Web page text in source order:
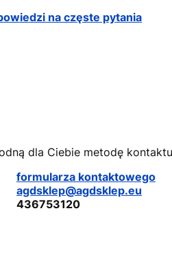
na częste pytania
dla Ciebie metodę
formularza kontaktowego
agdsklep@agdsklep.eu
436753120